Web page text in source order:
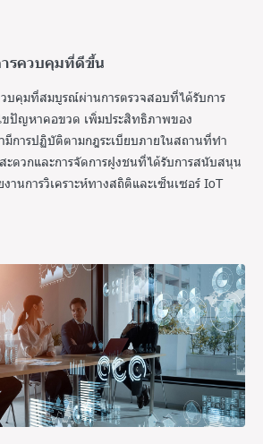
รควบคุมที่ดีขึ้น
วบคุมที่สมบูรณ์ผ่านการตรวจสอบที่ได้รับการ
ขปัญหาคอขวด เพิ่มประสิทธิภาพของ
มีการปฏิบัติตามกฎระเบียบภายในสถานที่ทํา
ะดวกและการจัดการฝูงชนที่ได้รับการสนับสนุน
านการวิเคราะห์ทางสถิติและเซ็นเซอร์ IoT